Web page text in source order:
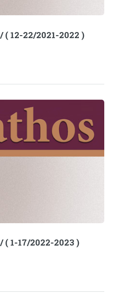
12-22/2021-2022 )
1-17/2022-2023 )